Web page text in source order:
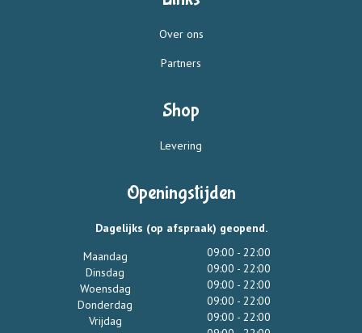
Over ons
Partners
Shop
Levering
Openingstijden
Dagelijks (op afspraak) geopend.
Maandag
Dinsdag
Woensdag
Donderdag
Vrijdag
09:00 - 22:00
09:00 - 22:00
09:00 - 22:00
09:00 - 22:00
09:00 - 22:00